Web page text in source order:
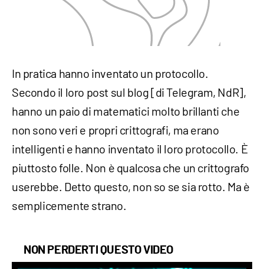
In pratica hanno inventato un protocollo.
Secondo il loro post sul blog [di Telegram, NdR],
hanno un paio di matematici molto brillanti che
non sono veri e propri crittografi, ma erano
intelligenti e hanno inventato il loro protocollo. È
piuttosto folle. Non è qualcosa che un crittografo
userebbe. Detto questo, non so se sia rotto. Ma è
semplicemente strano.
NON PERDERTI QUESTO VIDEO